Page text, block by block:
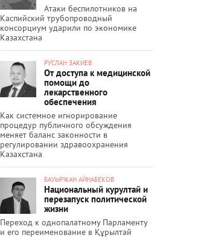
Атаки беспилотников на
Каспийский трубопроводный
консорциум ударили по экономике
Казахстана
РУСЛАН ЗАКИЕВ
От доступа к медицинской
помощи до
лекарственного
обеспечения
Как системное игнорирование
процедур публичного обсуждения
меняет баланс законности в
регулировании здравоохранения
Казахстана
БАУЫРЖАН АЙНАБЕКОВ
Национальный курултай и
перезапуск политической
жизни
Переход к однопалатному Парламенту
и его переименование в Құрылтай